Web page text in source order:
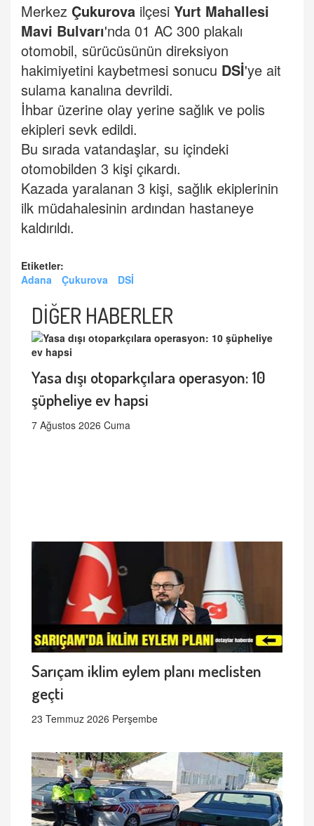
Merkez Çukurova ilçesi Yurt Mahallesi
Mavi Bulvarı'nda 01 AC 300 plakalı
otomobil, sürücüsünün direksiyon
hakimiyetini kaybetmesi sonucu DSİ'ye ait
sulama kanalına devrildi.
İhbar üzerine olay yerine sağlık ve polis
ekipleri sevk edildi.
Bu sırada vatandaşlar, su içindeki
otomobilden 3 kişi çıkardı.
Kazada yaralanan 3 kişi, sağlık ekiplerinin
ilk müdahalesinin ardından hastaneye
kaldırıldı.
Etiketler:
Adana
Çukurova DSİ
DİĞER HABERLER
Yasa dışı otoparkçılara operasyon: 10
şüpheliye ev hapsi
7 Ağustos 2026 Cuma
Sarıçam iklim eylem planı meclisten
geçti
23 Temmuz 2026 Perşembe